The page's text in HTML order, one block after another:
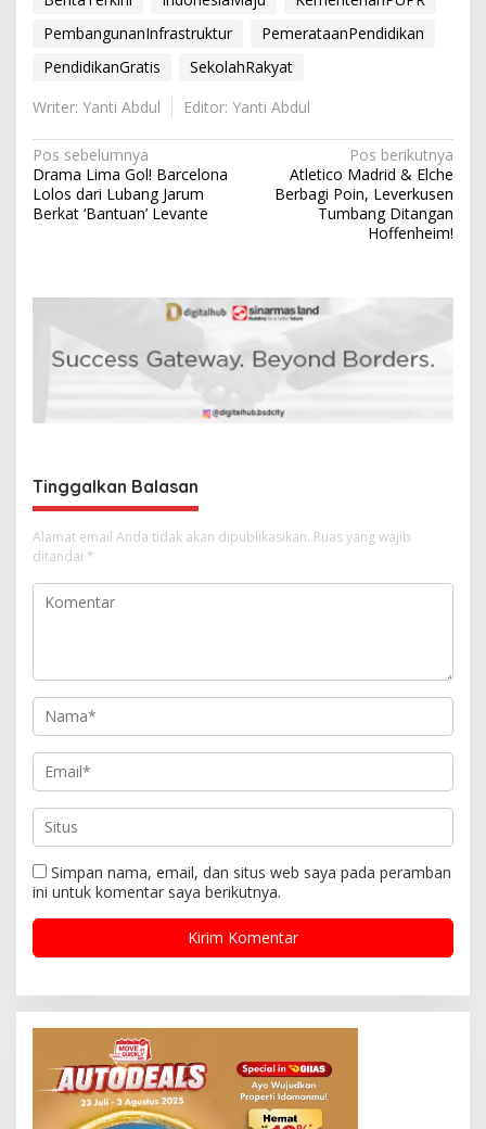
PembangunanInfrastruktur
PemerataanPendidikan
PendidikanGratis
SekolahRakyat
Writer: Yanti Abdul
Editor: Yanti Abdul
N
a
v
o
Pos sebelumnya
Drama Lima Gol! Barcelona
Lolos dari Lubang Jarum
Berkat ‘Bantuan’ Levante
Pos berikutnya
Atletico Madrid & Elche
Berbagi Poin, Leverkusen
Tumbang Ditangan
Hoffenheim!
Tinggalkan Balasan
Alamat email Anda tidak akan dipublikasikan. Ruas yang wajib
ditandai *
Simpan nama, email, dan situs web saya pada peramban
ini untuk komentar saya berikutnya.